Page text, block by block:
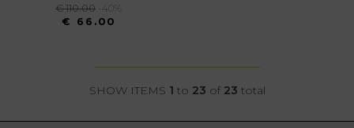
€ 110.00
-40%
€ 66.00
SHOW ITEMS 1 to 23 of 23 total